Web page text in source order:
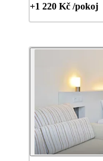
+1 220 Kč /pokoj